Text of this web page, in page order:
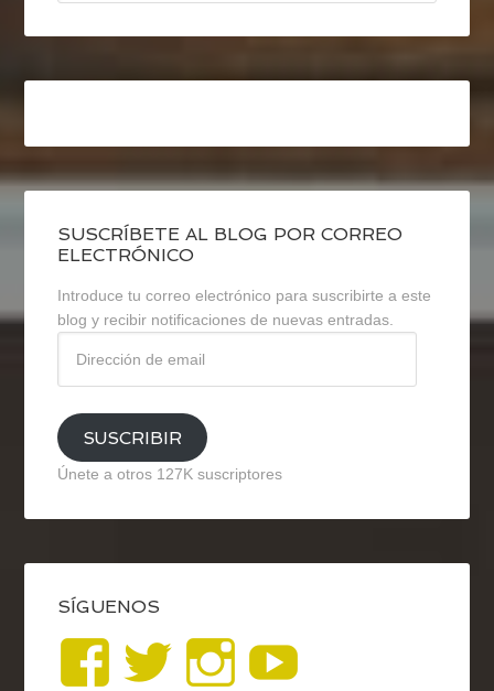
SUSCRÍBETE AL BLOG POR CORREO
ELECTRÓNICO
Introduce tu correo electrónico para suscribirte a este
blog y recibir notificaciones de nuevas entradas.
email
SUSCRIBIR
Únete a otros 127K suscriptores
SÍGUENOS
VerVerVer